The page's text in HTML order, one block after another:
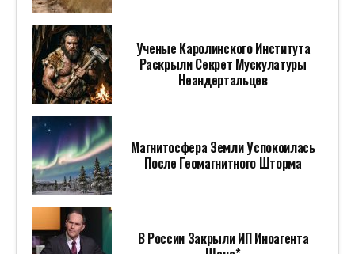
Ученые Каролинского Института
Раскрыли Секрет Мускулатуры
Неандертальцев
Магнитосфера Земли Успокоилась
После Геомагнитного Шторма
В России Закрыли ИП Иноагента